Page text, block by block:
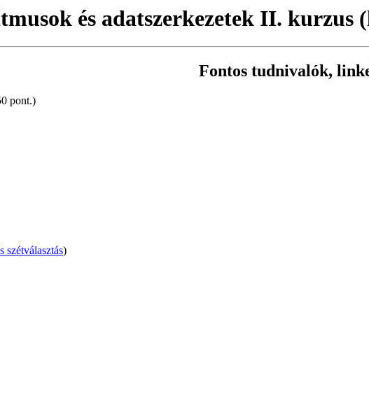
és adatszerkezetek II. kurzus
Fontos tudnivalók,
pont.)
szétválasztás)